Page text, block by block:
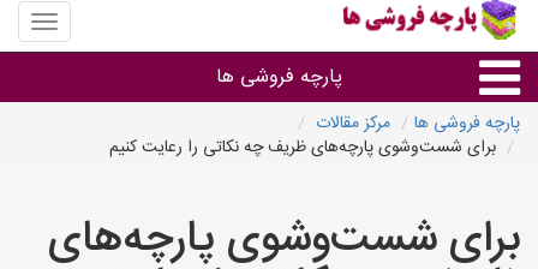
منوی
سایت
فروشی
پارچه فروشی ها
پارچه براساس جنس
پارچه براساس رنگ طرح و کاربرد
پارچه فروشی ها
مرکز مقالات
برای شست‌وشوی پارچه‌های ظریف چه نکاتی را رعایت کنیم
برای شست‌وشوی پارچه‌های